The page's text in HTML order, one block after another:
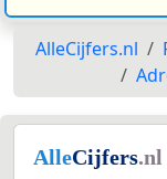
AlleCijfers.nl